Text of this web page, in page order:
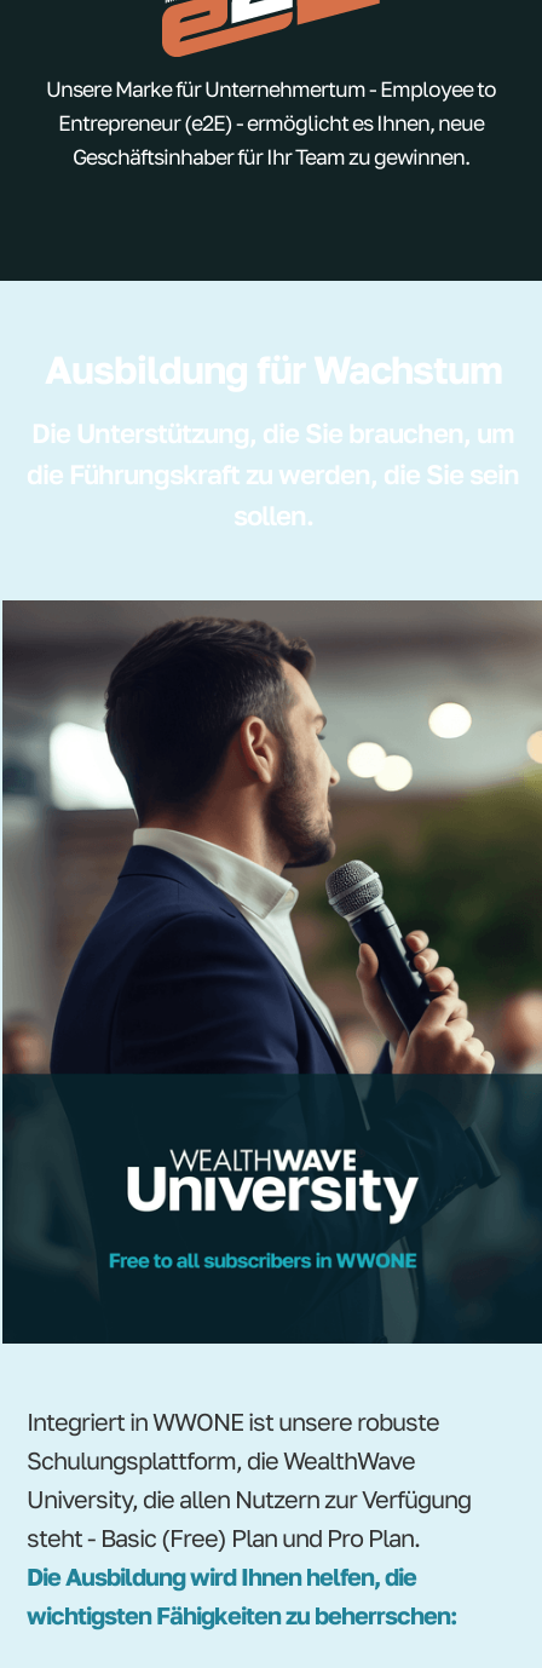
Unsere Marke für Unternehmertum - Employee to
Entrepreneur (e2E) - ermöglicht es Ihnen, neue
Geschäftsinhaber für Ihr Team zu gewinnen.
Ausbildung für Wachstum
Die Unterstützung, die Sie brauchen, um
die Führungskraft zu werden, die Sie sein
sollen.
Integriert in WWONE ist unsere robuste
Schulungsplattform, die WealthWave
University, die allen Nutzern zur Verfügung
steht - Basic (Free) Plan und Pro Plan.
Die Ausbildung wird Ihnen helfen, die
wichtigsten Fähigkeiten zu beherrschen: